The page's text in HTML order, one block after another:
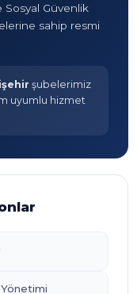
Sosyal Güvenlik
sahip resmi
şubelerimiz
uyumlu hizmet
Yönetimi